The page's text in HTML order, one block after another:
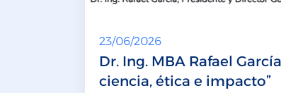
23/06/2026
Dr. Ing. MBA Rafael
ciencia, ética e impacto”